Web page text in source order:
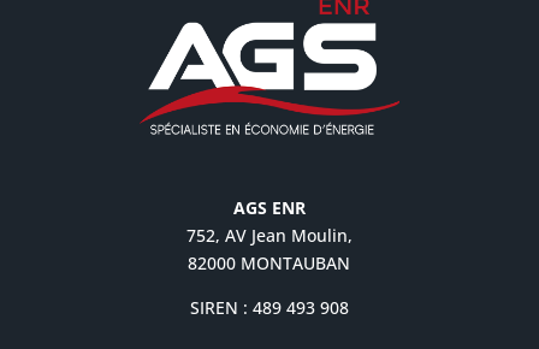
AGS ENR
752, AV Jean Moulin,
82000 MONTAUBAN
SIREN : 489 493 908